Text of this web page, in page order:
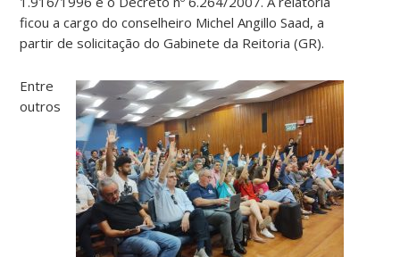
ficou a cargo do conselheiro Michel Angillo Saad, a
partir de solicitação do Gabinete da Reitoria (GR).
Entre
outros